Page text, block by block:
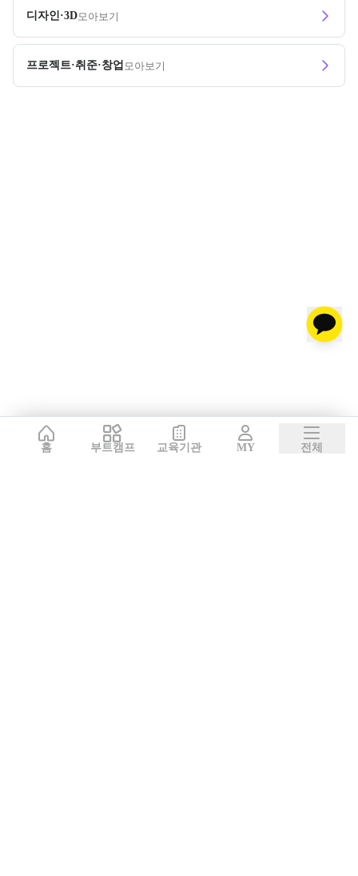
디자인·3D모아보기
프로젝트·취준·창업 모아보기
홈 부트캠프 교육기관 MY 전체